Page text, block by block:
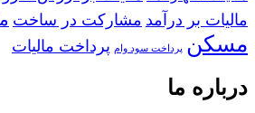
مالیات بر درآمد مشارکت در ساخت
مسکن پرداخت سود وام پرداخت مالیات
درباره ما